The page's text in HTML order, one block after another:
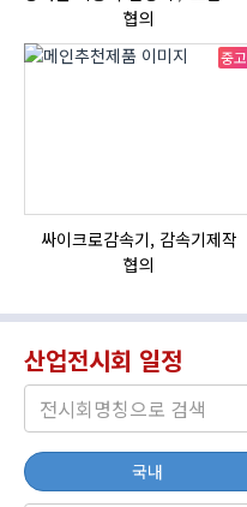
협의
중고
싸이크로감속기, 감속기제작
협의
산업전시회 일정
국내